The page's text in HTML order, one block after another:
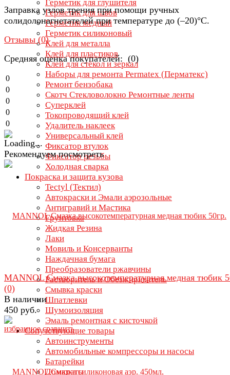
Герметик для глушителя
Герметик для швов
Герметик медный
Герметик силиконовый
Клей для металла
Клей для пластиков
Клей для стёкол и зеркал
Наборы для ремонта Permatex (Перматекс)
Ремонт бензобака
Скотч Стекловолокно Ремонтные ленты
Суперклей
Токопроводящий клей
Удалитель наклеек
Универсальный клей
Фиксатор втулок
Фиксатор резьбы
Холодная сварка
Покраска и защита кузова
Tectyl (Тектил)
Автокраски и Эмали аэрозольные
Антигравий и Мастика
Грунтовка
Жидкая Резина
Лаки
Мовиль и Консерванты
Наждачная бумага
Преобразователи ржавчины
Растворитель и Обезжириватель
Смывка краски
Шпатлевки
Шумоизоляция
Эмаль ремонтная с кисточкой
Сопутствующие товары
Автоинструменты
Автомобильные компрессоры и насосы
Батарейки
Домкраты
Заправка узлов трения при помощи ручных
солидолонагнетателей при температуре до (–20)°С.
Отзывы (0)
Средняя оценка покупателей: (0)
0
0
0
0
0
Рекомендуем посмотреть
избранное сравнить
MANNOL Смазка высокотемпературная медная тюбик
(0)
В наличии
450 руб.